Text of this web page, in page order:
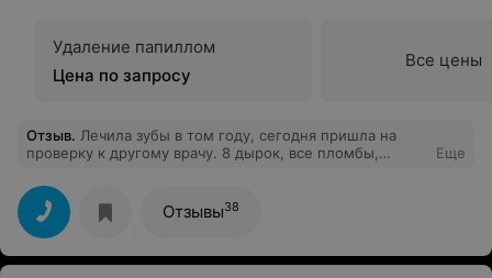
красивыми и счастливыми!
Удаление папиллом
Цена по запросу
Все цены
Отзыв. Лечила зубы в том году, сегодня пришла на
проверку к другому врачу. 8 дырок, все пломбы,
Мелисса. За что я платила 4 млн? Я в шоке!
Еще
Отзывы38